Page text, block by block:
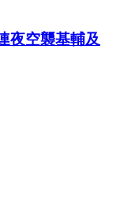
夜空襲基輔及